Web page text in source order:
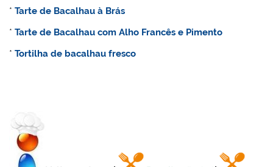
*Tarte de Bacalhau à Brás
*Tarte de Bacalhau com Alho Francês e Pimento
*Tortilha de bacalhau fresco